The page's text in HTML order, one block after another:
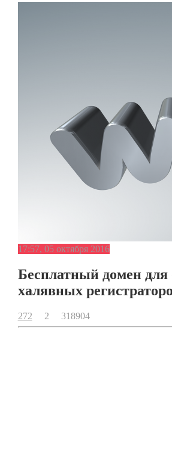
17:57, 05 октября 2016
Бесплатный домен для
халявных
272 2 318904